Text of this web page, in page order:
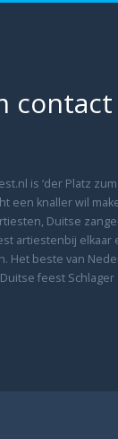
is ‘der Platz
een knaller wil
Duitse
artiestenbij elkaar
Het beste van
feest